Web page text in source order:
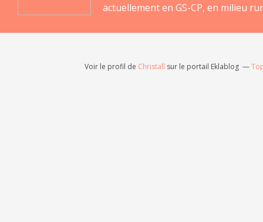
actuellement en GS-CP, en milieu
Voir le profil de Christall sur le portail Eklablog